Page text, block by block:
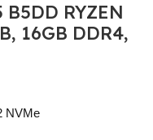
B5DD RYZEN
16GB DDR4,
NVMe